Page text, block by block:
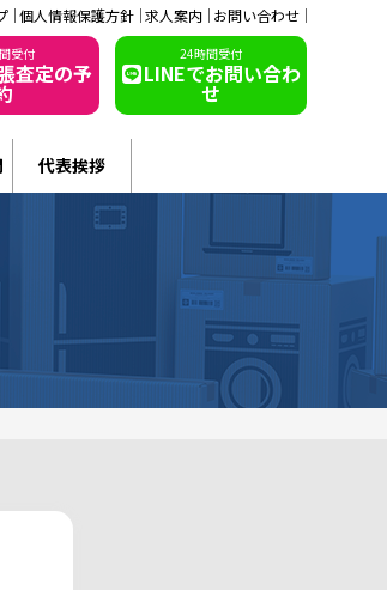
個人情報保護方針 求人案内 お問い合わせ
受付
査定の予
24時間受付
LINEでお問い合わ
せ
代表挨拶